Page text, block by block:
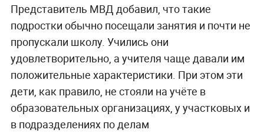
Представитель МВД добавил, что такие
подростки обычно посещали занятия и почти не
пропускали школу. Учились они
удовлетворительно, а учителя чаще давали им
положительные характеристики. При этом эти
дети, как правило, не стояли на учёте в
образовательных организациях, у участковых и
в подразделениях по делам